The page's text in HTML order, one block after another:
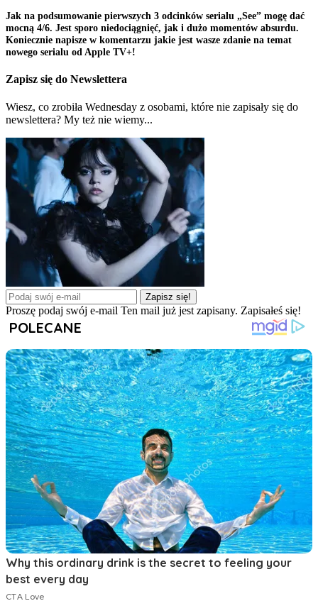
Jak na podsumowanie pierwszych 3 odcinków serialu „See” mogę dać
mocną 4/6. Jest sporo niedociągnięć, jak i dużo momentów absurdu.
Koniecznie napisze w komentarzu jakie jest wasze zdanie na temat
nowego serialu od Apple TV+!
Zapisz się do Newslettera
Wiesz, co zrobiła Wednesday z osobami, które nie zapisały się do
newslettera? My też nie wiemy...
Zapisz się!
Proszę podaj swój e-mail Ten mail już jest zapisany. Zapisałeś się!